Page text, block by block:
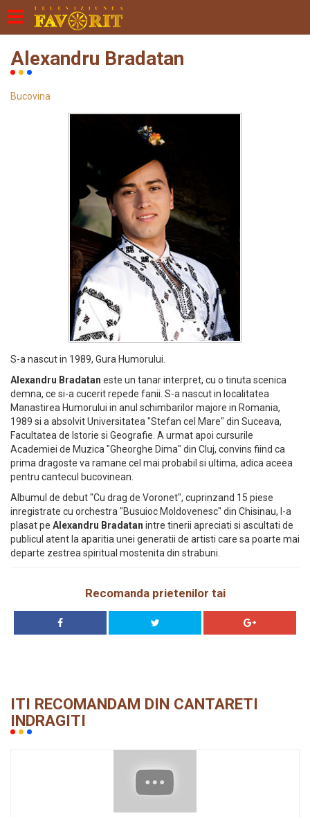
Alexandru Bradatan
Bucovina
S-a nascut in 1989, Gura Humorului.
Alexandru Bradatan este un tanar interpret, cu o tinuta scenica
demna, ce si-a cucerit repede fanii. S-a nascut in localitatea
Manastirea Humorului in anul schimbarilor majore in Romania,
1989 si a absolvit Universitatea "Stefan cel Mare" din Suceava,
Facultatea de Istorie si Geografie. A urmat apoi cursurile
Academiei de Muzica "Gheorghe Dima" din Cluj, convins fiind ca
prima dragoste va ramane cel mai probabil si ultima, adica aceea
pentru cantecul bucovinean.
Albumul de debut "Cu drag de Voronet", cuprinzand 15 piese
inregistrate cu orchestra "Busuioc Moldovenesc" din Chisinau, l-a
plasat pe Alexandru Bradatan intre tinerii apreciati si ascultati de
publicul atent la aparitia unei generatii de artisti care sa poarte mai
departe zestrea spiritual mostenita din strabuni.
Recomanda prietenilor tai
ITI RECOMANDAM DIN CANTARETI
INDRAGITI